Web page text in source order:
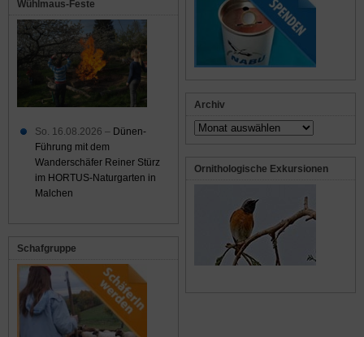
Archiv
Archiv
Ornithologische Exkursionen
Wühlmaus-Feste
So. 16.08.2026 – Dünen-
Führung mit dem
Wanderschäfer Reiner Stürz
im HORTUS-Naturgarten in
Malchen
Schafgruppe